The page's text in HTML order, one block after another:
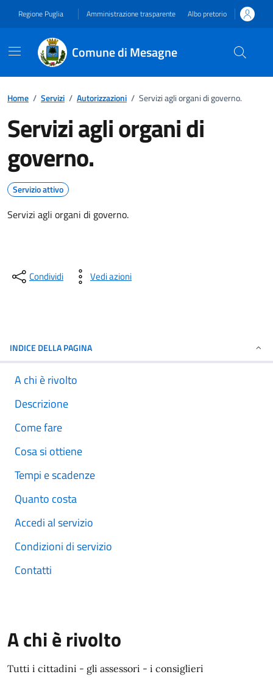
Regione Puglia Amministrazione trasparente Albo pretorio
Comune di Mesagne
Home / Servizi / Autorizzazioni / Servizi agli organi di governo.
Servizi agli organi di
governo.
Servizio attivo
Servizi agli organi di governo.
Condividi Vedi azioni
INDICE DELLA PAGINA
A chi è rivolto
Descrizione
Come fare
Cosa si ottiene
Tempi e scadenze
Quanto costa
Accedi al servizio
Condizioni di servizio
Contatti
A chi è rivolto
Tutti i cittadini - gli assessori - i consiglieri